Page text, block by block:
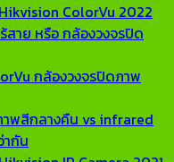
ColorVu 2022
สาย หรือ กล้องวงจรปิด
กล้องวงจรปิดภาพ
าพสีกลางคืน vs infrared
ากัน